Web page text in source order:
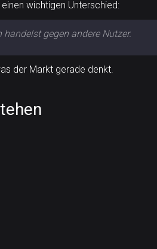
wichtigen Unterschied:
gegen andere Nutzer.
der Markt gerade denkt.